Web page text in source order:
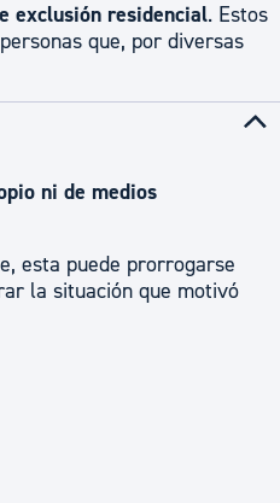
exclusión residencial. Estos
que, por diversas
ni de medios
esta puede prorrogarse
la situación que motivó